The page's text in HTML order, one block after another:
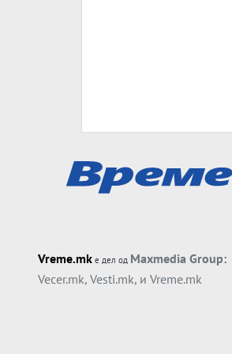
Vreme.mk е дел од Maxmedia Group:
Vecer.mk, Vesti.mk, и Vreme.mk